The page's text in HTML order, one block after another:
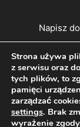
Napisz
Strona używa
z serwisu oraz
tych plików, to
pamięci
zarządzać
settings. Brak
wyrażenie